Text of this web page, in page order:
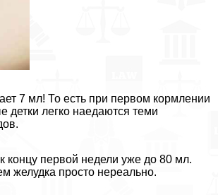
7 мл! То есть при первом кормлении
легко наедаются теми
концу первой недели уже до 80 мл.
желудка просто нереально.